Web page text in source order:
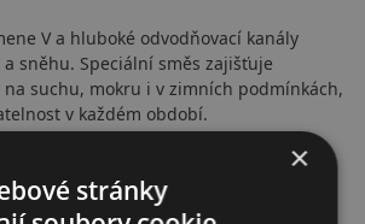
V a hluboké odvodňovací kanály
sněhu. Speciální směs zajišťuje
suchu, mokru i v zimních podmínkách,
v každém období.
vlastnosti
×
stránky